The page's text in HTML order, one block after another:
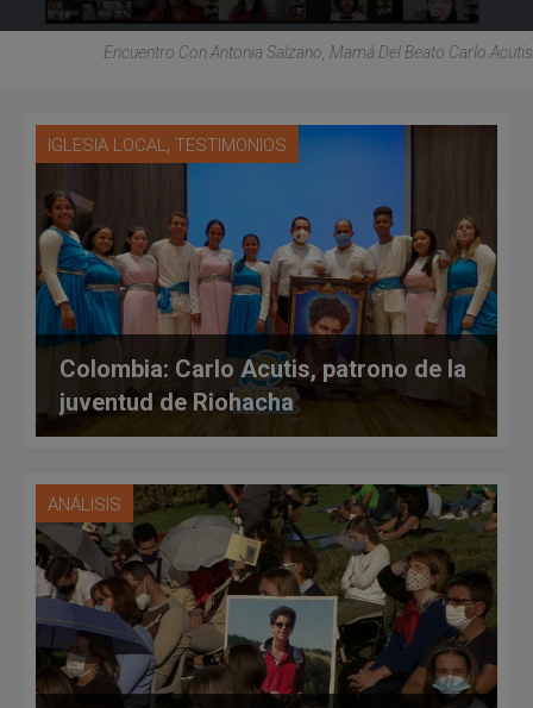
Encuentro Con Antonia Salzano, Mamá Del Beato Carlo Acutis
IGLESIA LOCAL, TESTIMONIOS
Colombia: Carlo Acutis, patrono de la
juventud de Riohacha
ANÁLISIS